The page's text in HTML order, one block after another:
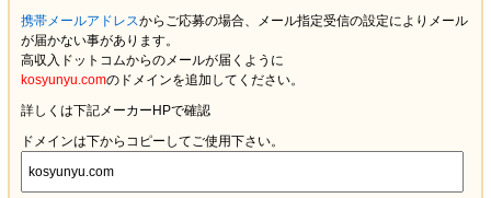
携帯メールアドレスからご応募の場合、メール指定受信の設定により メール
が届かない事があります。
高収入ドットコムからのメールが届くように
kosyunyu.comのドメインを追加してください。
詳しくは下記メーカーHPで確認
ドメインは下からコピーしてご使用下さい。